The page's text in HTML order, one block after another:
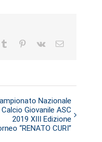
Tumblr Pinterest
Vk Email
Nazionale
Calcio Giovanile ASC
2019 XIII Edizione
“RENATO CURI”